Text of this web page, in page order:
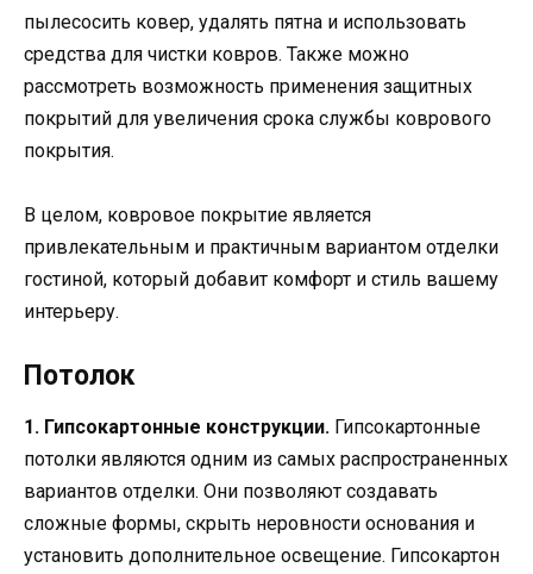
пылесосить ковер, удалять пятна и использовать
средства для чистки ковров. Также можно
рассмотреть возможность применения защитных
покрытий для увеличения срока службы коврового
покрытия.
В целом, ковровое покрытие является
привлекательным и практичным вариантом отделки
гостиной, который добавит комфорт и стиль вашему
интерьеру.
Потолок
1. Гипсокартонные конструкции. Гипсокартонные
потолки являются одним из самых распространенных
вариантов отделки. Они позволяют создавать
сложные формы, скрыть неровности основания и
установить дополнительное освещение. Гипсокартон